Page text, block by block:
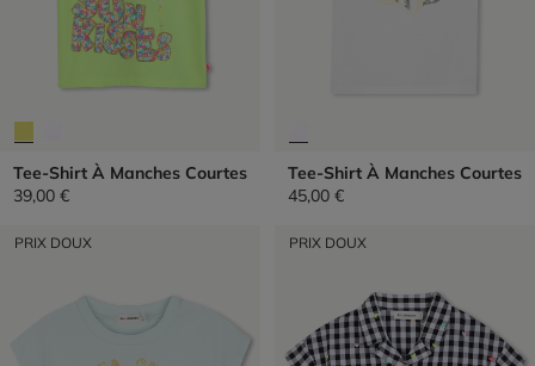
Tee-Shirt À Manches Courtes
39,00 €
Tee-Shirt À Manches Courtes
45,00 €
PRIX DOUX PRIX DOUX